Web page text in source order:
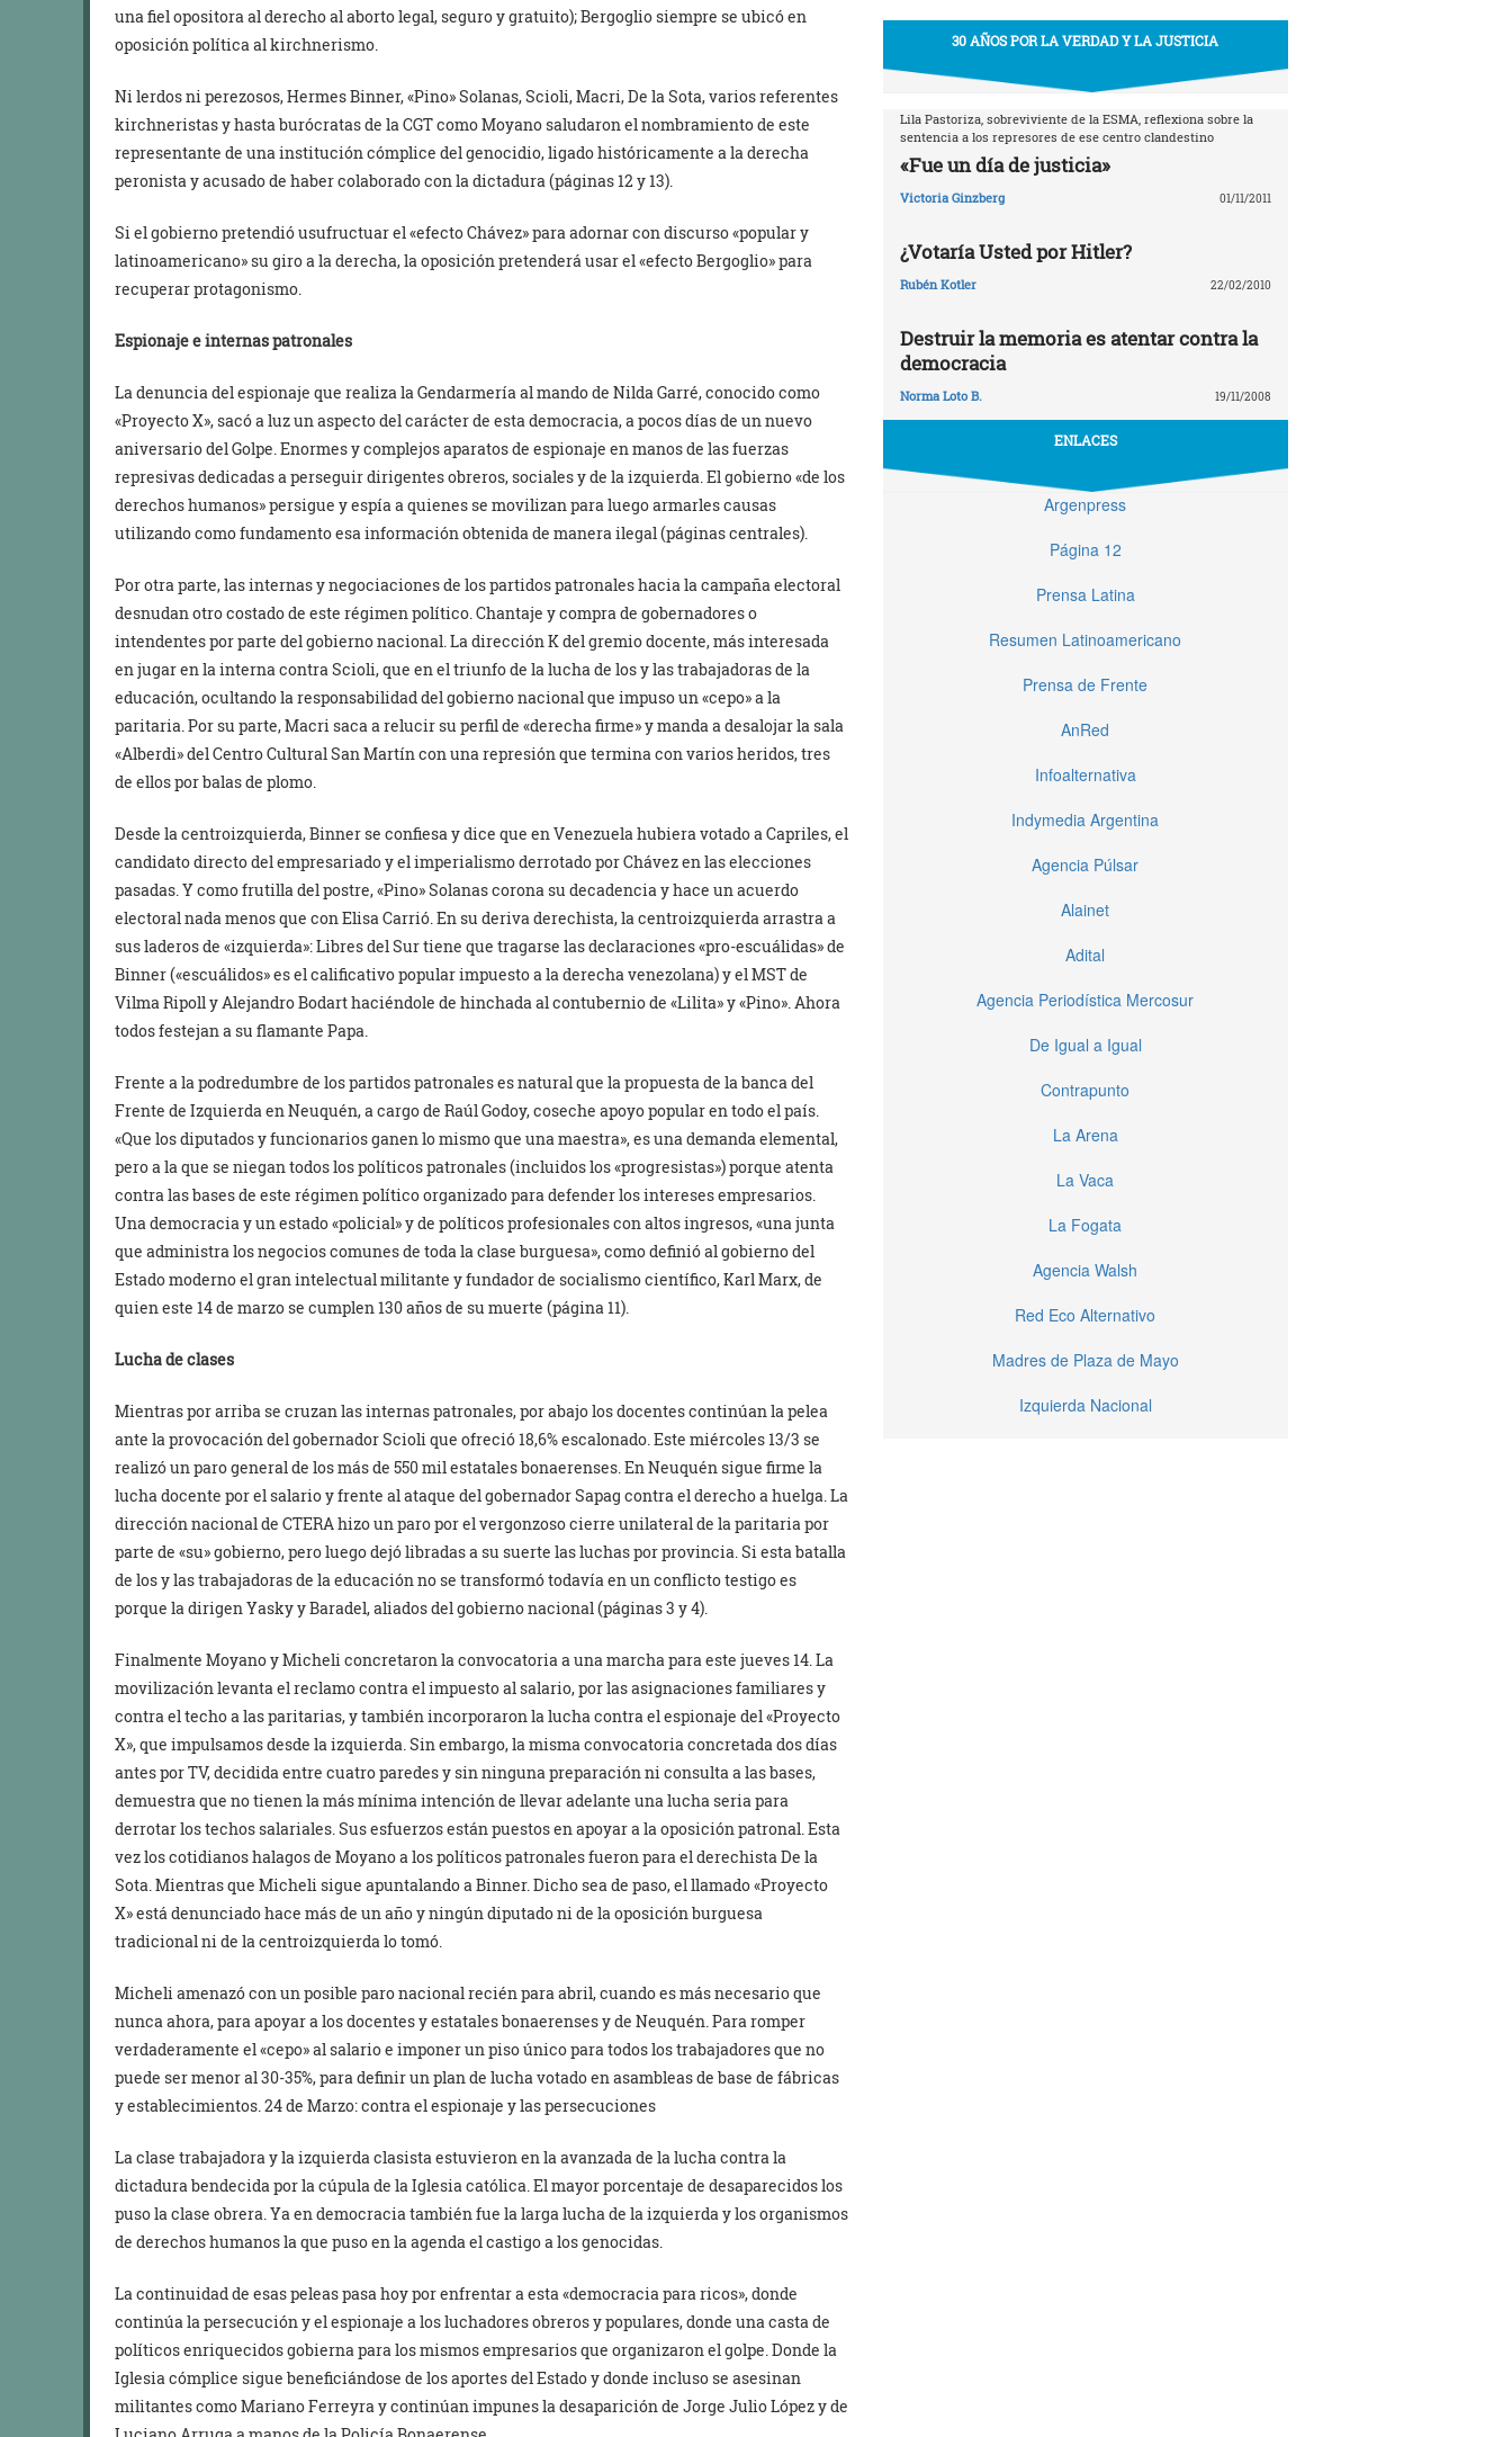
una fiel opositora al derecho al aborto legal, seguro y gratuito); Bergoglio siempre se ubicó en
oposición política al kirchnerismo.
Ni lerdos ni perezosos, Hermes Binner, «Pino» Solanas, Scioli, Macri, De la Sota, varios referentes
kirchneristas y hasta burócratas de la CGT como Moyano saludaron el nombramiento de este
representante de una institución cómplice del genocidio, ligado históricamente a la derecha
peronista y acusado de haber colaborado con la dictadura (páginas 12 y 13).
Si el gobierno pretendió usufructuar el «efecto Chávez» para adornar con discurso «popular y
latinoamericano» su giro a la derecha, la oposición pretenderá usar el «efecto Bergoglio» para
recuperar protagonismo.
Espionaje e internas patronales
La denuncia del espionaje que realiza la Gendarmería al mando de Nilda Garré, conocido como
«Proyecto X», sacó a luz un aspecto del carácter de esta democracia, a pocos días de un nuevo
aniversario del Golpe. Enormes y complejos aparatos de espionaje en manos de las fuerzas
represivas dedicadas a perseguir dirigentes obreros, sociales y de la izquierda. El gobierno «de los
derechos humanos» persigue y espía a quienes se movilizan para luego armarles causas
utilizando como fundamento esa información obtenida de manera ilegal (páginas centrales).
Por otra parte, las internas y negociaciones de los partidos patronales hacia la campaña electoral
desnudan otro costado de este régimen político. Chantaje y compra de gobernadores o
intendentes por parte del gobierno nacional. La dirección K del gremio docente, más interesada
en jugar en la interna contra Scioli, que en el triunfo de la lucha de los y las trabajadoras de la
educación, ocultando la responsabilidad del gobierno nacional que impuso un «cepo» a la
paritaria. Por su parte, Macri saca a relucir su perfil de «derecha firme» y manda a desalojar la sala
«Alberdi» del Centro Cultural San Martín con una represión que termina con varios heridos, tres
de ellos por balas de plomo.
Desde la centroizquierda, Binner se confiesa y dice que en Venezuela hubiera votado a Capriles, el
candidato directo del empresariado y el imperialismo derrotado por Chávez en las elecciones
pasadas. Y como frutilla del postre, «Pino» Solanas corona su decadencia y hace un acuerdo
electoral nada menos que con Elisa Carrió. En su deriva derechista, la centroizquierda arrastra a
sus laderos de «izquierda»: Libres del Sur tiene que tragarse las declaraciones «pro-escuálidas» de
Binner («escuálidos» es el calificativo popular impuesto a la derecha venezolana) y el MST de
Vilma Ripoll y Alejandro Bodart haciéndole de hinchada al contubernio de «Lilita» y «Pino». Ahora
todos festejan a su flamante Papa.
Frente a la podredumbre de los partidos patronales es natural que la propuesta de la banca del
Frente de Izquierda en Neuquén, a cargo de Raúl Godoy, coseche apoyo popular en todo el país.
«Que los diputados y funcionarios ganen lo mismo que una maestra», es una demanda elemental,
pero a la que se niegan todos los políticos patronales (incluidos los «progresistas») porque atenta
contra las bases de este régimen político organizado para defender los intereses empresarios.
Una democracia y un estado «policial» y de políticos profesionales con altos ingresos, «una junta
que administra los negocios comunes de toda la clase burguesa», como definió al gobierno del
Estado moderno el gran intelectual militante y fundador de socialismo científico, Karl Marx, de
quien este 14 de marzo se cumplen 130 años de su muerte (página 11).
Lucha de clases
Mientras por arriba se cruzan las internas patronales, por abajo los docentes continúan la pelea
ante la provocación del gobernador Scioli que ofreció 18,6% escalonado. Este miércoles 13/3 se
realizó un paro general de los más de 550 mil estatales bonaerenses. En Neuquén sigue firme la
lucha docente por el salario y frente al ataque del gobernador Sapag contra el derecho a huelga. La
dirección nacional de CTERA hizo un paro por el vergonzoso cierre unilateral de la paritaria por
parte de «su» gobierno, pero luego dejó libradas a su suerte las luchas por provincia. Si esta batalla
de los y las trabajadoras de la educación no se transformó todavía en un conflicto testigo es
porque la dirigen Yasky y Baradel, aliados del gobierno nacional (páginas 3 y 4).
Finalmente Moyano y Micheli concretaron la convocatoria a una marcha para este jueves 14. La
movilización levanta el reclamo contra el impuesto al salario, por las asignaciones familiares y
contra el techo a las paritarias, y también incorporaron la lucha contra el espionaje del «Proyecto
X», que impulsamos desde la izquierda. Sin embargo, la misma convocatoria concretada dos días
antes por TV, decidida entre cuatro paredes y sin ninguna preparación ni consulta a las bases,
demuestra que no tienen la más mínima intención de llevar adelante una lucha seria para
derrotar los techos salariales. Sus esfuerzos están puestos en apoyar a la oposición patronal. Esta
vez los cotidianos halagos de Moyano a los políticos patronales fueron para el derechista De la
Sota. Mientras que Micheli sigue apuntalando a Binner. Dicho sea de paso, el llamado «Proyecto
X» está denunciado hace más de un año y ningún diputado ni de la oposición burguesa
tradicional ni de la centroizquierda lo tomó.
Micheli amenazó con un posible paro nacional recién para abril, cuando es más necesario que
nunca ahora, para apoyar a los docentes y estatales bonaerenses y de Neuquén. Para romper
verdaderamente el «cepo» al salario e imponer un piso único para todos los trabajadores que no
puede ser menor al 30-35%, para definir un plan de lucha votado en asambleas de base de fábricas
y establecimientos. 24 de Marzo: contra el espionaje y las persecuciones
La clase trabajadora y la izquierda clasista estuvieron en la avanzada de la lucha contra la
dictadura bendecida por la cúpula de la Iglesia católica. El mayor porcentaje de desaparecidos los
puso la clase obrera. Ya en democracia también fue la larga lucha de la izquierda y los organismos
de derechos humanos la que puso en la agenda el castigo a los genocidas.
La continuidad de esas peleas pasa hoy por enfrentar a esta «democracia para ricos», donde
continúa la persecución y el espionaje a los luchadores obreros y populares, donde una casta de
políticos enriquecidos gobierna para los mismos empresarios que organizaron el golpe. Donde la
Iglesia cómplice sigue beneficiándose de los aportes del Estado y donde incluso se asesinan
militantes como Mariano Ferreyra y continúan impunes la desaparición de Jorge Julio López y de
30 AÑOS POR LA VERDAD Y LA JUSTICIA
Lila Pastoriza, sobreviviente de la ESMA, reflexiona sobre la
sentencia a los represores de ese centro clandestino
«Fue un día de justicia»
Victoria Ginzberg 01/11/2011
¿Votaría Usted por Hitler?
Rubén Kotler 22/02/2010
Destruir la memoria es atentar contra la
democracia
Norma Loto B. 19/11/2008
ENLACES
Argenpress
Página 12
Prensa Latina
Resumen Latinoamericano
Prensa de Frente
AnRed
Infoalternativa
Indymedia Argentina
Agencia Púlsar
Alainet
Adital
Agencia Periodística Mercosur
De Igual a Igual
Contrapunto
La Arena
La Vaca
La Fogata
Agencia Walsh
Red Eco Alternativo
Madres de Plaza de Mayo
Izquierda Nacional